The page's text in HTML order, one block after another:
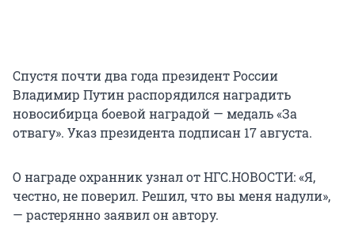
Спустя почти два года президент России
Владимир Путин распорядился наградить
новосибирца боевой наградой — медаль «За
отвагу». Указ президента подписан 17 августа.
О награде охранник узнал от НГС.НОВОСТИ: «Я,
честно, не поверил. Решил, что вы меня надули»,
— растерянно заявил он автору.